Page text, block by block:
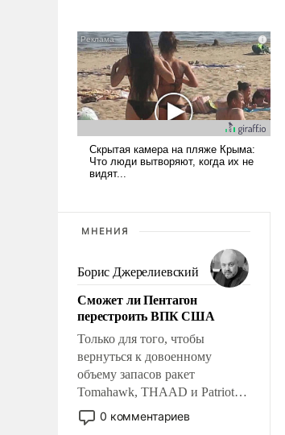
МНЕНИЯ
Борис Джерелиевский
Сможет ли Пентагон
перестроить ВПК США
Только для того, чтобы
вернуться к довоенному
объему запасов ракет
Tomahawk, THAAD и Patriot
США потребуется более трех
лет. Даже небольшая война с
0 комментариев